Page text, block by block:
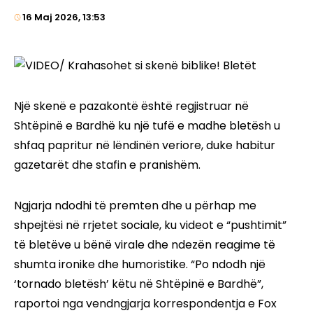
16 Maj 2026, 13:53
Një skenë e pazakontë është regjistruar në
Shtëpinë e Bardhë ku një tufë e madhe bletësh u
shfaq papritur në lëndinën veriore, duke habitur
gazetarët dhe stafin e pranishëm.
Ngjarja ndodhi të premten dhe u përhap me
shpejtësi në rrjetet sociale, ku videot e “pushtimit”
të bletëve u bënë virale dhe ndezën reagime të
shumta ironike dhe humoristike. “Po ndodh një
‘tornado bletësh’ këtu në Shtëpinë e Bardhë”,
raportoi nga vendngjarja korrespondentja e Fox